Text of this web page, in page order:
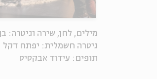
מילים, לחן, שירה וגיטרה:
גיטרה חשמלית: יפתח דקל
תופים: עידוד אבקסיס